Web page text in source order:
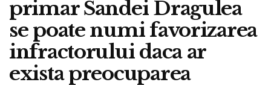
primar Sandei Dragulea
se poate numi favorizarea
infractorului daca ar
exista preocuparea